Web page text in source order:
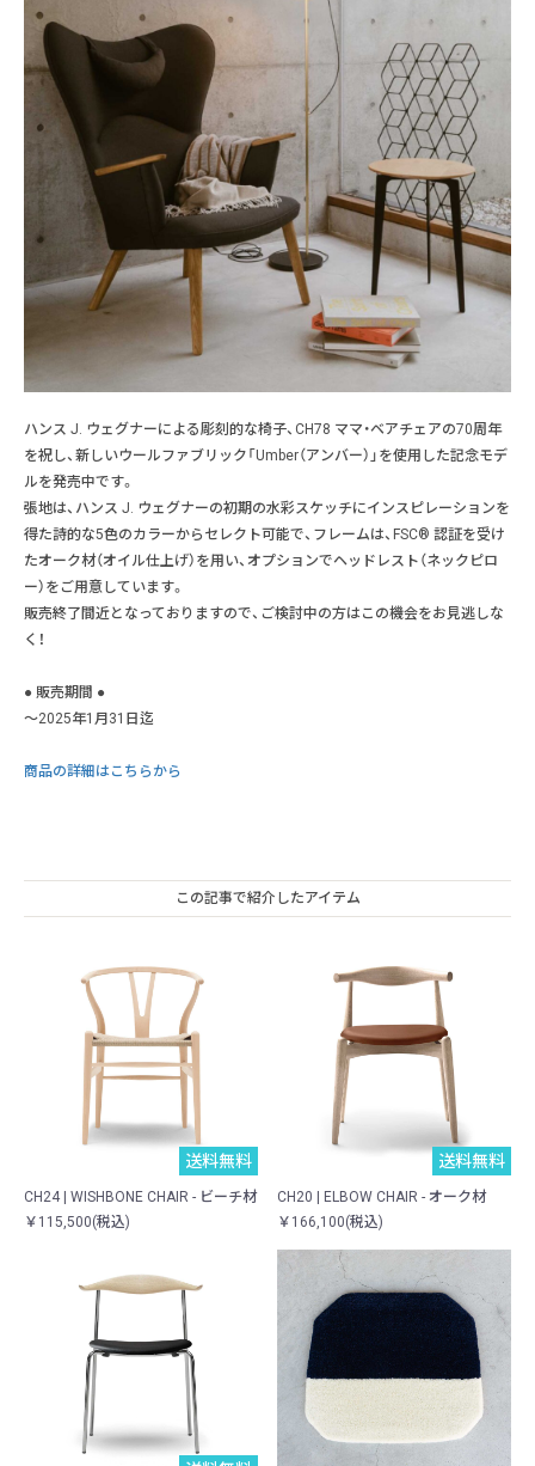
ハンス J. ウェグナーによる彫刻的な椅子、CH78 ママ・ベアチェアの70周年
を祝し、新しいウールファブリック「Umber（アンバー）」を使用した記念モデ
ルを発売中です。
張地は、ハンス J. ウェグナーの初期の水彩スケッチにインスピレーションを
得た詩的な5色のカラーからセレクト可能で、フレームは、FSC® 認証を受け
たオーク材（オイル仕上げ）を用い、オプションでヘッドレスト（ネックピロ
ー）をご用意しています。
販売終了間近となっておりますので、ご検討中の方はこの機会をお見逃しな
く！
● 販売期間 ●
〜2025年1月31日迄
商品の詳細はこちらから
この記事で紹介したアイテム
送料無料
CH24 | WISHBONE CHAIR - ビーチ材
￥115,500(税込)
送料無料
CH20 | ELBOW CHAIR - オーク材
￥166,100(税込)